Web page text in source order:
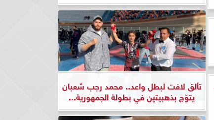
تألق لافت لبطل واعد.. محمد رجب شعبان
يتوّج بذهبيتين في بطولة الجمهورية...